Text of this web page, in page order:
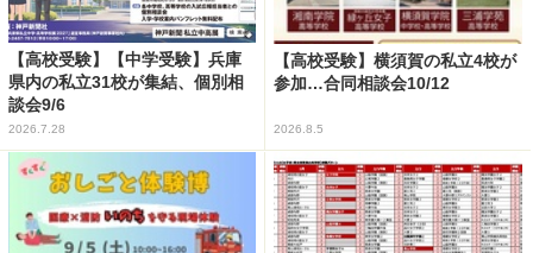
【高校受験】【中学受験】兵庫
県内の私立31校が集結、個別相
談会9/6
2026.7.28
【高校受験】横須賀の私立4校が
参加…合同相談会10/12
2026.8.5